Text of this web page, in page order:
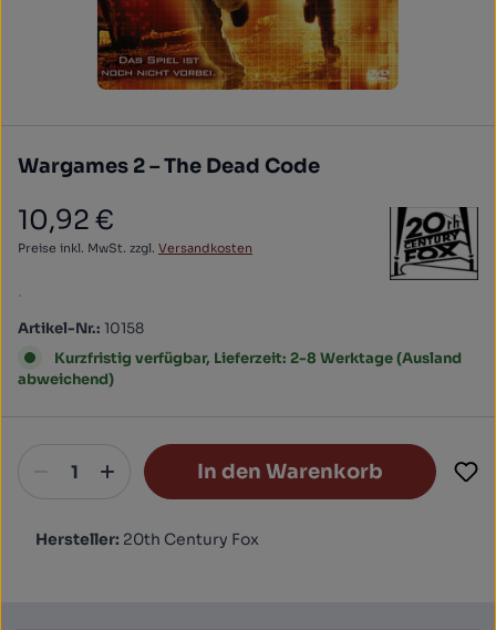
Wargames 2 – The Dead Code
Regulärer Preis:
10,92 €
Preise inkl. MwSt. zzgl. Versandkosten
.
Artikel-Nr.: 10158
Kurzfristig verfügbar, Lieferzeit: 2-8 Werktage (Ausland
abweichend)
In den Warenkorb
Hersteller: 20th Century Fox